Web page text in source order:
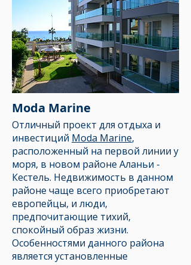
Moda Marine
Отличный проект для отдыха и
инвестиций Moda Marine,
расположенный на первой линии у
моря, в новом районе Аланьи -
Кестель. Недвижимость в данном
районе чаще всего приобретают
европейцы, и люди,
предпочитающие тихий,
спокойный образ жизни.
Особенностями данного района
является установленные